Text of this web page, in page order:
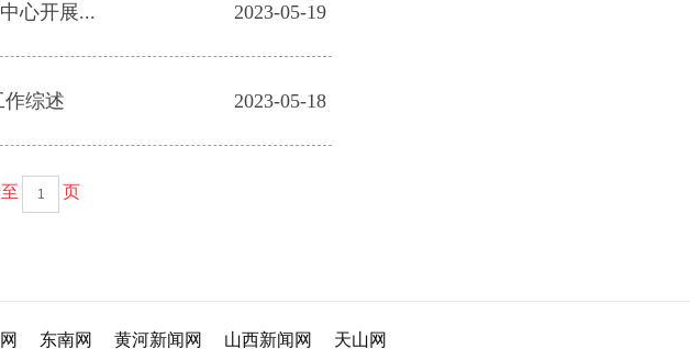
心开展... 2023-05-19
综述 2023-05-18
页
东南网 黄河新闻网 山西新闻网 天山网